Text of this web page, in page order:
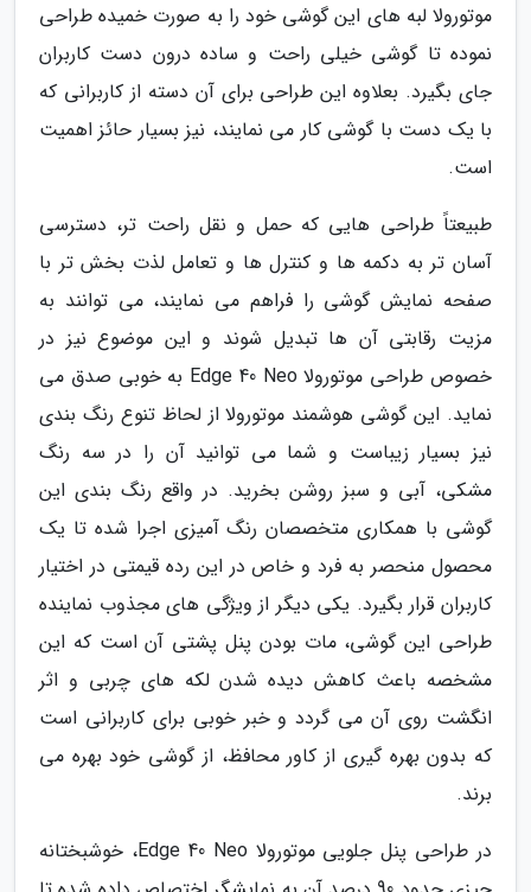
موتورولا لبه های این گوشی خود را به صورت خمیده طراحی
نموده تا گوشی خیلی راحت و ساده درون دست کاربران
جای بگیرد. بعلاوه این طراحی برای آن دسته از کاربرانی که
با یک دست با گوشی کار می نمایند، نیز بسیار حائز اهمیت
است.
طبیعتاً طراحی هایی که حمل و نقل راحت تر، دسترسی
آسان تر به دکمه ها و کنترل ها و تعامل لذت بخش تر با
صفحه نمایش گوشی را فراهم می نمایند، می توانند به
مزیت رقابتی آن ها تبدیل شوند و این موضوع نیز در
خصوص طراحی موتورولا Edge 40 Neo به خوبی صدق می
نماید. این گوشی هوشمند موتورولا از لحاظ تنوع رنگ بندی
نیز بسیار زیباست و شما می توانید آن را در سه رنگ
مشکی، آبی و سبز روشن بخرید. در واقع رنگ بندی این
گوشی با همکاری متخصصان رنگ آمیزی اجرا شده تا یک
محصول منحصر به فرد و خاص در این رده قیمتی در اختیار
کاربران قرار بگیرد. یکی دیگر از ویژگی های مجذوب نماینده
طراحی این گوشی، مات بودن پنل پشتی آن است که این
مشخصه باعث کاهش دیده شدن لکه های چربی و اثر
انگشت روی آن می گردد و خبر خوبی برای کاربرانی است
که بدون بهره گیری از کاور محافظ، از گوشی خود بهره می
برند.
در طراحی پنل جلویی موتورولا Edge 40 Neo، خوشبختانه